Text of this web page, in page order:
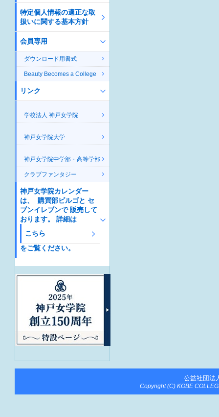
特定個人情報の適正な取
扱いに関する基本方針
会員専用
ダウンロード用書式
Beauty Becomes a College
リンク
学校法人 神戸女学院
神戸女学院大学
神戸女学院中学部・高等学部
クラブファンタジー
神戸女学院カレンダー
は、 購買部ビルゴと セ
ブンイレブンで 販売して
おります。 詳細は
こちら
をご覧ください。
公益社団法
Copyright (C) KOBE